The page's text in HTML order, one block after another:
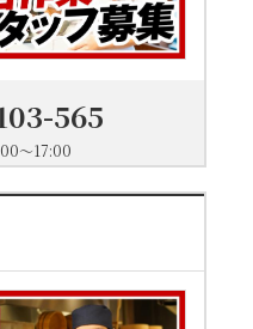
565
～17:00